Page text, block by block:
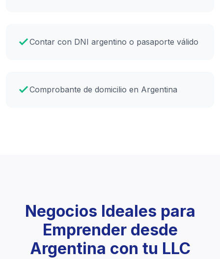
Contar con DNI argentino o pasaporte válido
Comprobante de domicilio en Argentina
Negocios Ideales para
Emprender desde
Argentina con tu LLC